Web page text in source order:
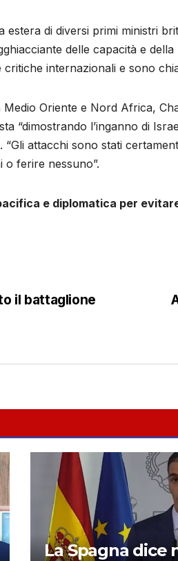
estera di diversi primi ministri
delle capacità e
internazionali e sono
Oriente e Nord Africa,
“dimostrando l’inganno di
“Gli attacchi sono stati
o ferire nessuno”.
e diplomatica per
il battaglione
La Spagna dice